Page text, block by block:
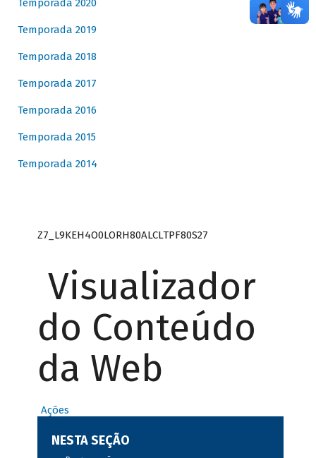
Temporada 2020
Temporada 2019
Temporada 2018
Temporada 2017
Temporada 2016
Temporada 2015
Temporada 2014
Z7_L9KEH4O0LORH80ALCLTPF80S27
Visualizador
do Conteúdo
da Web
Ações
NESTA SEÇÃO